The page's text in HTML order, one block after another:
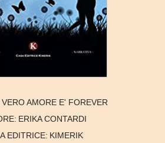
VERO AMORE E' FOREVER
ERIKA CONTARDI
EDITRICE: KIMERIK